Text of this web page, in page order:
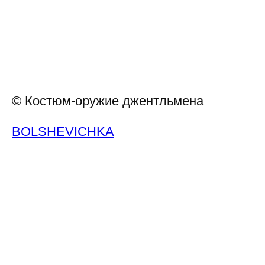
© Костюм-оружие джентльмена
BOLSHEVICHKA